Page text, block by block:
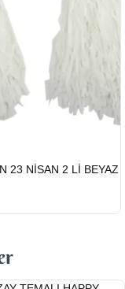
23 NİSAN 2 Lİ BEYAZ